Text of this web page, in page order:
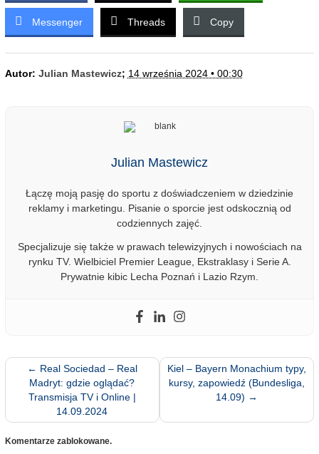
Messenger Threads Copy
Autor: Julian Mastewicz; 14 września 2024 • 00:30
Julian Mastewicz
Łączę moją pasję do sportu z doświadczeniem w dziedzinie
reklamy i marketingu. Pisanie o sporcie jest odskocznią od
codziennych zajęć.
Specjalizuje się także w prawach telewizyjnych i nowościach na
rynku TV. Wielbiciel Premier League, Ekstraklasy i Serie A.
Prywatnie kibic Lecha Poznań i Lazio Rzym.
← Real Sociedad – Real
Madryt: gdzie oglądać?
Transmisja TV i Online |
14.09.2024
Kiel – Bayern Monachium typy,
kursy, zapowiedź (Bundesliga,
14.09) →
Komentarze zablokowane.